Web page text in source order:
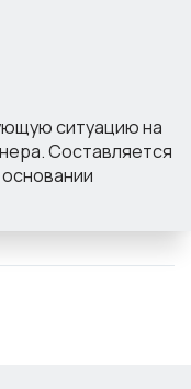
ситуацию на
Составляется